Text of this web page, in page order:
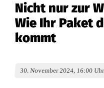
Nicht nur zur
Wie Ihr Paket
kommt
30. November 2024, 16:00 Uhr